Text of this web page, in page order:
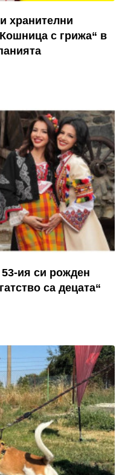
хранителни
с грижа“ в
ия си рожден
са децата“